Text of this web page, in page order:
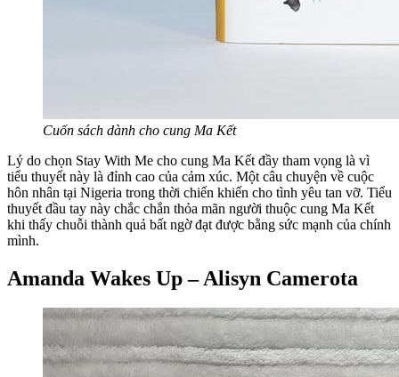
Cuốn sách dành cho cung Ma Kết
Lý do chọn Stay With Me cho cung Ma Kết đầy tham vọng là vì
tiểu thuyết này là đỉnh cao của cảm xúc. Một câu chuyện về cuộc
hôn nhân tại Nigeria trong thời chiến khiến cho tình yêu tan vỡ. Tiểu
thuyết đầu tay này chắc chắn thỏa mãn người thuộc cung Ma Kết
khi thấy chuỗi thành quả bất ngờ đạt được bằng sức mạnh của chính
mình.
Amanda Wakes Up – Alisyn Camerota